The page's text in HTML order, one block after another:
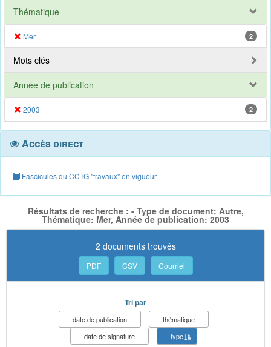
Thématique
Mer 2
Mots clés
Année de publication
2003 2
Accès direct
Fascicules du CCTG "travaux" en vigueur
Résultats de recherche : - Type de document: Autre,
Thématique: Mer, Année de publication: 2003
2 documents trouvés
PDF CSV Courriel
Tri par
date de publication
thématique
date de signature
type